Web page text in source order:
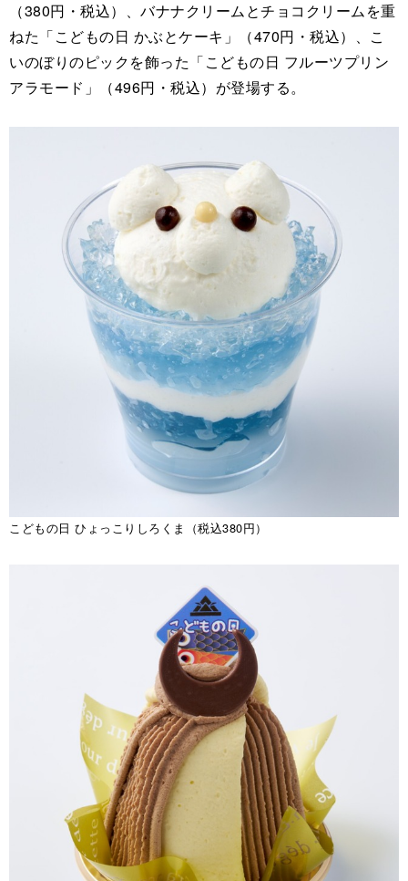
（380円・税込）、バナナクリームとチョコクリームを重
ねた「こどもの日 かぶとケーキ」（470円・税込）、こ
いのぼりのピックを飾った「こどもの日 フルーツプリン
アラモード」（496円・税込）が登場する。
こどもの日 ひょっこりしろくま（税込380円）